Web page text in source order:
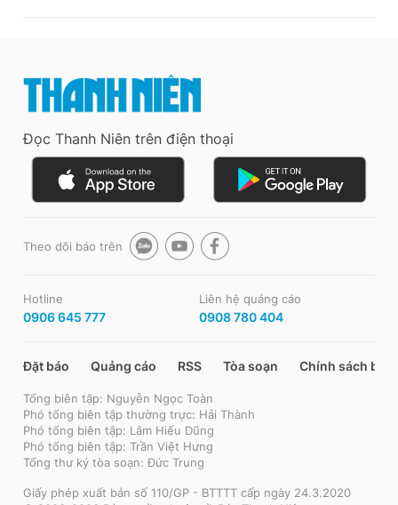
Đọc Thanh Niên trên điện thoại
Theo dõi báo trên
Hotline
0906 645 777
Liên hệ quảng cáo
0908 780 404
Đặt báo Quảng cáo RSS Tòa soạn Chính sách bảo
Tổng biên tập: Nguyễn Ngọc Toàn
Phó tổng biên tập thường trực: Hải Thành
Phó tổng biên tập: Lâm Hiếu Dũng
Phó tổng biên tập: Trần Việt Hưng
Tổng thư ký tòa soạn: Đức Trung
Giấy phép xuất bản số 110/GP - BTTTT cấp ngày 24.3.2020